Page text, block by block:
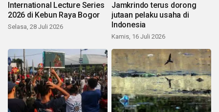
International Lecture Series
2026 di Kebun Raya Bogor
Selasa, 28 Juli 2026
Jamkrindo terus dorong
jutaan pelaku usaha di
Indonesia
Kamis, 16 Juli 2026